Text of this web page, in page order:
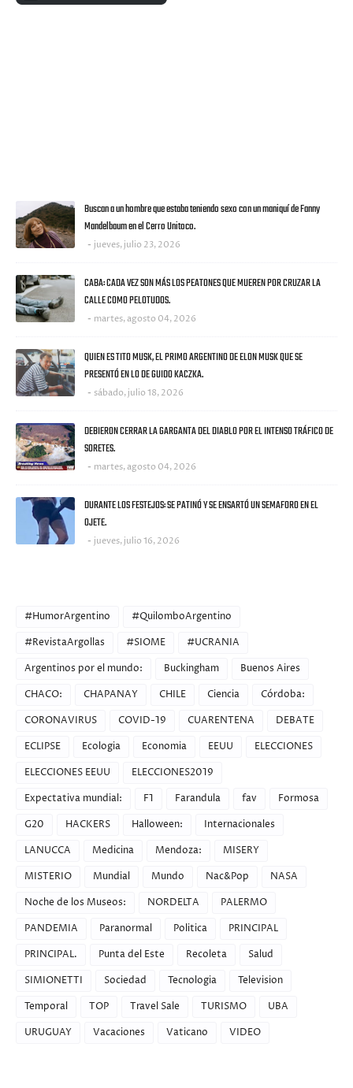
Buscan a un hombre que estaba teniendo sexo con un maniquí de Fanny
Mandelbaum en el Cerro Unitoco.
jueves, julio 23, 2026
CABA: CADA VEZ SON MÁS LOS PEATONES QUE MUEREN POR CRUZAR LA
CALLE COMO PELOTUDOS.
martes, agosto 04, 2026
QUIEN ES TITO MUSK, EL PRIMO ARGENTINO DE ELON MUSK QUE SE
PRESENTÓ EN LO DE GUIDO KACZKA.
sábado, julio 18, 2026
DEBIERON CERRAR LA GARGANTA DEL DIABLO POR EL INTENSO TRÁFICO DE
SORETES.
martes, agosto 04, 2026
DURANTE LOS FESTEJOS: SE PATINÓ Y SE ENSARTÓ UN SEMAFORO EN EL
OJETE.
jueves, julio 16, 2026
#HumorArgentino
#QuilomboArgentino
#RevistaArgollas
#SIOME
#UCRANIA
Argentinos por el mundo:
Buckingham
Buenos Aires
CHACO:
CHAPANAY CHILE Ciencia
Córdoba:
CORONAVIRUS
COVID-19 CUARENTENA
DEBATE
ECLIPSE
Ecologia Economia EEUU
ELECCIONES
ELECCIONES EEUU
ELECCIONES2019
Expectativa mundial:
F1 Farandula fav
Formosa
G20
HACKERS Halloween:
Internacionales
LANUCCA
Medicina Mendoza:
MISERY
MISTERIO
Mundial Mundo Nac&Pop
NASA
Noche de los Museos:
NORDELTA
PALERMO
PANDEMIA
Paranormal Politica
PRINCIPAL
PRINCIPAL.
Punta del Este Recoleta
Salud
SIMIONETTI
Sociedad Tecnologia
Television
Temporal
TOP Travel Sale TURISMO
UBA
URUGUAY
Vacaciones Vaticano VIDEO